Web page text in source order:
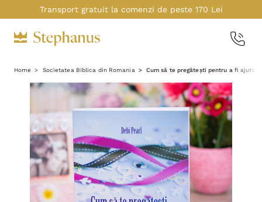
Transport gratuit la comenzi de peste 170 Lei
Home Societatea Biblica din Romania Cum să te pregătești pentru a fi